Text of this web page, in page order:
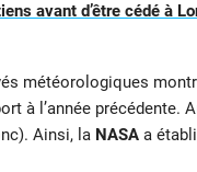
avant d’être cédé à
météorologiques
à l’année précédente.
Ainsi, la NASAa établi